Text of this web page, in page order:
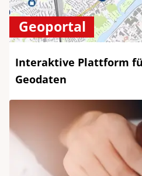
Geoportal
Interaktive Plattform
Geodaten